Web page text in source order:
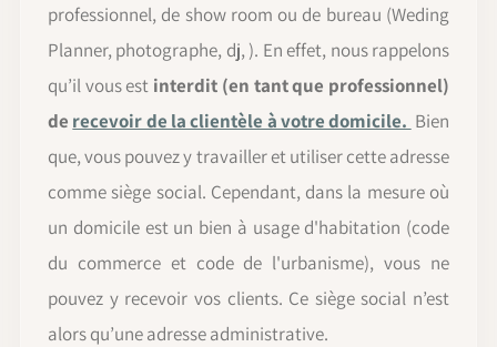
professionnel, de show room ou de bureau (Weding
Planner, photographe, dj, ). En effet, nous rappelons
qu’il vous est interdit (en tant que professionnel)
de recevoir de la clientèle à votre domicile. Bien
que, vous pouvez y travailler et utiliser cette adresse
comme siège social. Cependant, dans la mesure où
un domicile est un bien à usage d'habitation (code
du commerce et code de l'urbanisme), vous ne
pouvez y recevoir vos clients. Ce siège social n’est
alors qu’une adresse administrative.